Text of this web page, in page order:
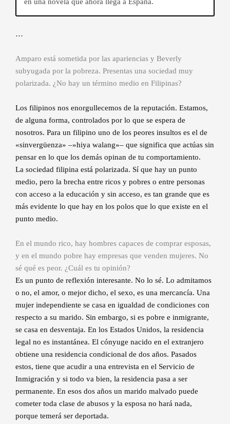
…
Amparo está sometida por las apariencias y Beverly
subyugada por la pobreza. Presentas una sociedad muy
polarizada. ¿No hay un término medio en Filipinas?
Los filipinos nos enorgullecemos de la reputación. Estamos,
de alguna forma, controlados por lo que se espera de
nosotros. Para un filipino uno de los peores insultos es el de
«sinvergüenza» –»hiya walang»– que significa que actúas sin
pensar en lo que los demás opinan de tu comportamiento.
La sociedad filipina está polarizada. Sí que hay un punto
medio, pero la brecha entre ricos y pobres o entre personas
con acceso a la educación y sin acceso, es tan grande que es
más evidente lo que hay en los polos que lo que existe en el
punto medio.
En el mundo rico, hay hombres capaces de comprar esposas,
y en el mundo pobre hay empresas que venden mujeres. No
sé qué es peor. ¿Cuál es tu opinión?
Es un punto de reflexión interesante. No lo sé. Lo admitamos
o no, el amor, o mejor dicho, el sexo, es una mercancía. Una
mujer independiente se casa en igualdad de condiciones con
respecto a su marido. Sin embargo, si es pobre e inmigrante,
se casa en desventaja. En los Estados Unidos, la residencia
legal no es instantánea. El cónyuge nacido en el extranjero
obtiene una residencia condicional de dos años. Pasados
estos, tiene que acudir a una entrevista en el Servicio de
Inmigración y si todo va bien, la residencia pasa a ser
permanente. En esos dos años un marido malvado puede
cometer toda clase de abusos y la esposa no hará nada,
porque temerá ser deportada.